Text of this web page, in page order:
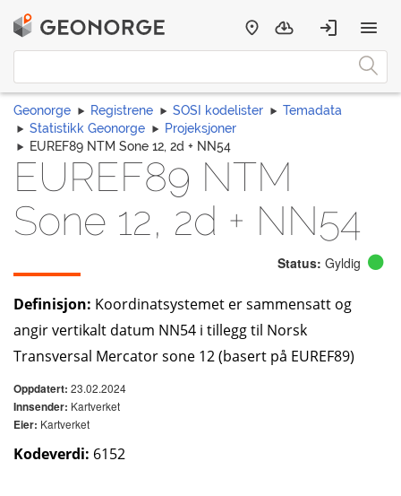
Geonorge Registrene SOSI kodelister
Temadata
Statistikk Geonorge
Projeksjoner
EUREF89 NTM Sone 12, 2d + NN54
EUREF89 NTM
Sone 12, 2d + NN54
Status: Gyldig
Definisjon: Koordinatsystemet er sammensatt og
angir vertikalt datum NN54 i tillegg til Norsk
Transversal Mercator sone 12 (basert på EUREF89)
Oppdatert: 23.02.2024
Innsender: Kartverket
Eier: Kartverket
Kodeverdi: 6152